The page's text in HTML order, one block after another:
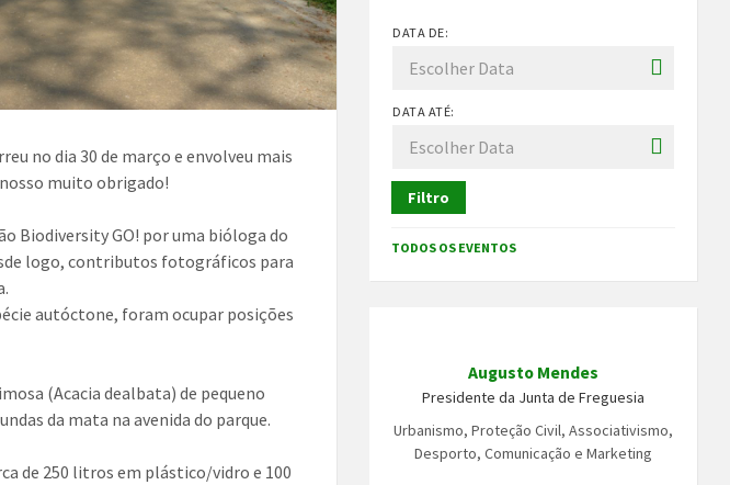
no dia 30 de março e envolveu mais
muito obrigado!
Biodiversity GO! por uma bióloga do
logo, contributos fotográficos para
autóctone, foram ocupar posições
(Acacia dealbata) de pequeno
da mata na avenida do parque.
de 250 litros em plástico/vidro e 100
DATA DE:
DATA ATÉ:
Filtro
TODOS OS EVENTOS
Augusto Mendes
Presidente da Junta de Freguesia
Urbanismo, Proteção Civil, Associativismo,
Desporto, Comunicação e Marketing